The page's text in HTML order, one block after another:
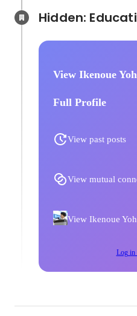
View Ikenoue
Full Profile
View past posts
View mutual
View Ikenoue
Log in